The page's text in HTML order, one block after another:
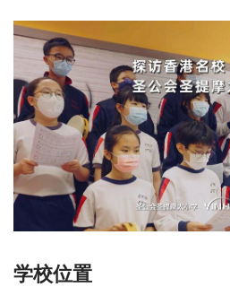
学校位置